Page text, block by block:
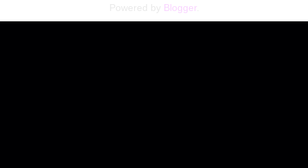
Blogger.